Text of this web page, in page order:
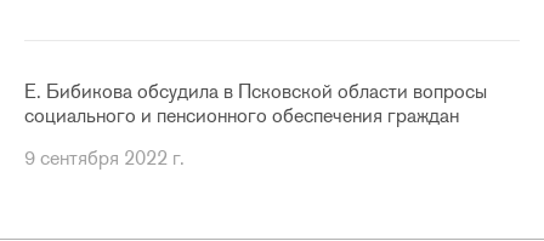
Е. Бибикова обсудила в Псковской области вопросы
социального и пенсионного обеспечения граждан
9 сентября 2022 г.